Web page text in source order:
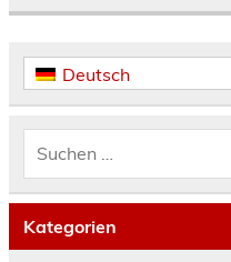
Deutsch
Kategorien